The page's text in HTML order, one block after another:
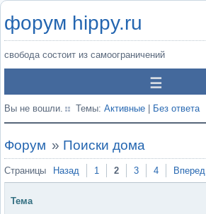
форум hippy.ru
свобода состоит из самоограничений
Вы не вошли. Темы: Активные Без ответа
Форум » Поиски дома
Страницы Назад 1 2 3 4 Вперед
Тема